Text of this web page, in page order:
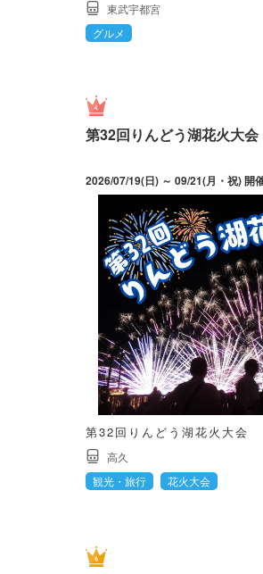
東武宇都宮
グルメ
第32回りんどう湖花火大会
第32回りんどう湖花火大会
高久
観光・旅行
花火大会